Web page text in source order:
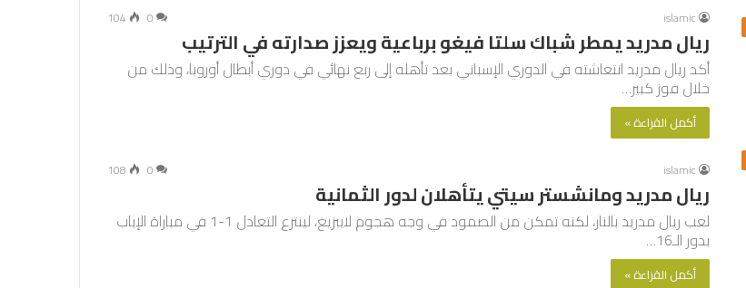
islamic
0
104
ريال مدريد يمطر شباك سلتا فيغو برباعية ويعزز صدارته في الترتيب
أكد ريال مدريد انتعاشته في الدوري الإسباني بعد تأهله إلى ربع نهائي في دوري أبطال أوروبا، وذلك من
خلال فوز كبير…
أكمل القراءة »
islamic
0
108
ريال مدريد ومانشستر سيتي يتأهلان لدور الثمانية
لعب ريال مدريد بالنار، لكنه تمكن من الصمود في وجه هجوم لايبزيغ، لينتزع التعادل 1-1 في مباراة الإياب
بدور الـ16…
أكمل القراءة »